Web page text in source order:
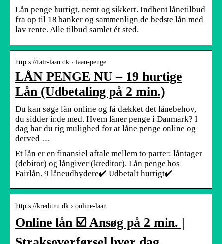
Lån penge hurtigt, nemt og sikkert. Indhent lånetilbud
fra op til 18 banker og sammenlign de bedste lån med
lav rente. Alle tilbud samlet ét sted.
http s://fair-laan.dk › laan-penge
LÅN PENGE NU – 19 hurtige
Lån (Udbetaling på 2 min.)
Du kan søge lån online og få dækket det lånebehov,
du sidder inde med. Hvem låner penge i Danmark? I
dag har du rig mulighed for at låne penge online og
derved …
Et lån er en finansiel aftale mellem to parter: låntager
(debitor) og långiver (kreditor). Lån penge hos
Fairlån. 9 låneudbydere✔️ Udbetalt hurtigt✔️
http s://kreditnu.dk › online-laan
Online lån ☑️ Ansøg på 2 min. |